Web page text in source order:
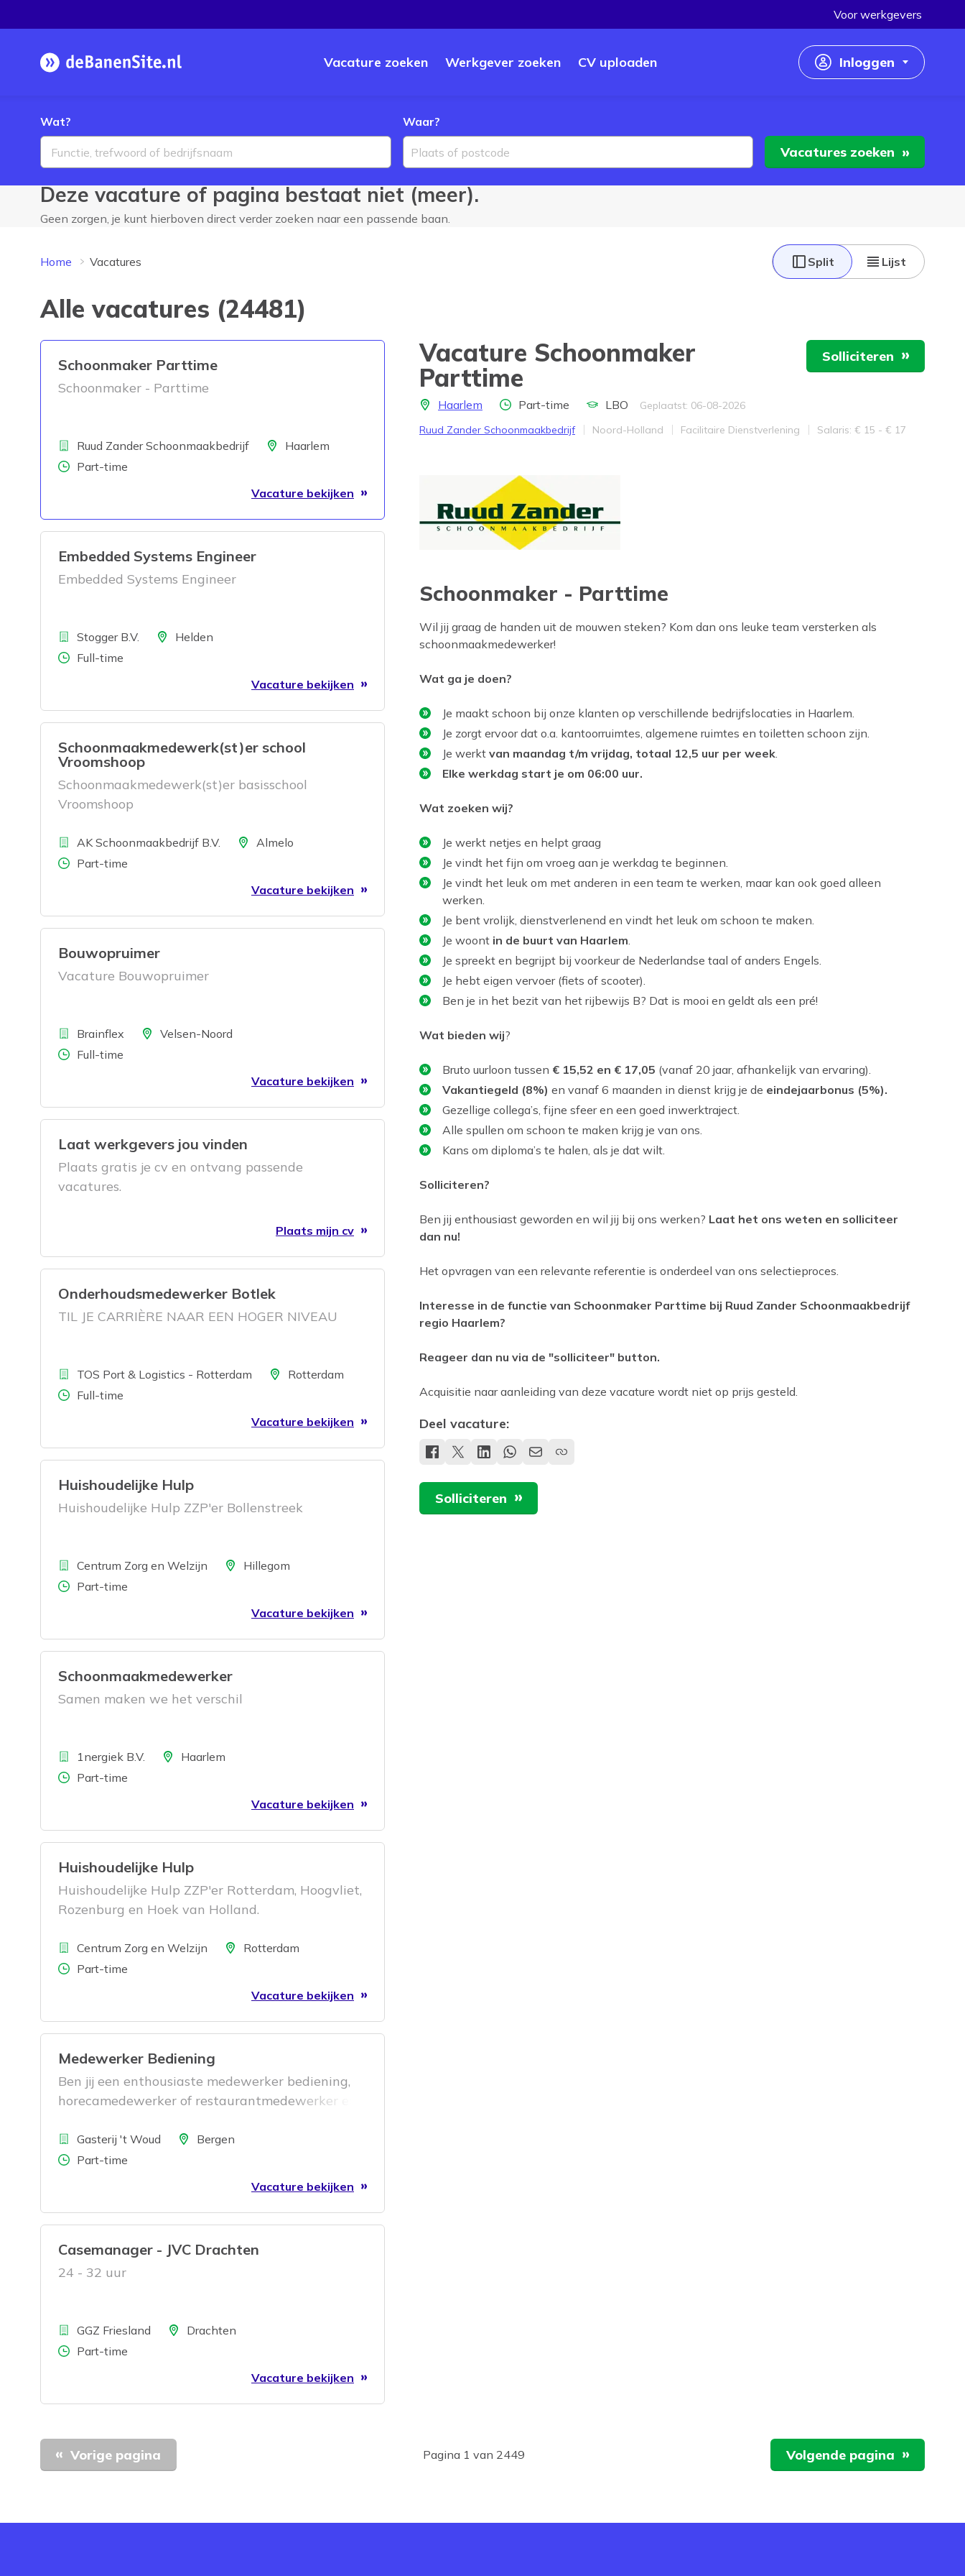
Homepage Vacature zoeken Werkgever zoeken CV uploaden
Voor werkgevers
Inloggen
Inloggen als werkgever
Wat? Waar?
Plaats of postcode Vacatures zoeken
Deze vacature of pagina bestaat niet (meer).
Geen zorgen, je kunt hierboven direct verder zoeken naar een passende baan.
Home Vacatures Split Lijst
Alle vacatures (24481)
Schoonmaker Parttime
Schoonmaker - Parttime
BedrijfRuud Zander SchoonmaakbedrijfLocatieHaarlem
Aantal uren
Part-time
Vacature bekijken
Embedded Systems Engineer
Embedded Systems Engineer
BedrijfStogger B.V. LocatieHelden
Aantal uren
Full-time
Vacature bekijken
Schoonmaakmedewerk(st)er school
Vroomshoop
Schoonmaakmedewerk(st)er basisschool
Vroomshoop
BedrijfAK Schoonmaakbedrijf B.V. LocatieAlmelo
Aantal uren
Part-time
Vacature bekijken
Bouwopruimer
Vacature Bouwopruimer
BedrijfBrainflex LocatieVelsen-Noord
Aantal uren
Full-time
Vacature bekijken
Laat werkgevers jou vinden
Plaats gratis je cv en ontvang passende
vacatures.
Plaats mijn cv
Onderhoudsmedewerker Botlek
TIL JE CARRIÈRE NAAR EEN HOGER NIVEAU
BedrijfTOS Port & Logistics - Rotterdam LocatieRotterdam
Aantal uren
Full-time
Vacature bekijken
Huishoudelijke Hulp
Huishoudelijke Hulp ZZP'er Bollenstreek
BedrijfCentrum Zorg en Welzijn LocatieHillegom
Aantal uren
Part-time
Vacature bekijken
Schoonmaakmedewerker
Samen maken we het verschil
Bedrijf1nergiek B.V. LocatieHaarlem
Aantal uren
Part-time
Vacature bekijken
Huishoudelijke Hulp
Huishoudelijke Hulp ZZP'er Rotterdam, Hoogvliet,
Rozenburg en Hoek van Holland.
BedrijfCentrum Zorg en Welzijn LocatieRotterdam
Aantal uren
Part-time
Vacature bekijken
Medewerker Bediening
Ben jij een enthousiaste medewerker bediening,
horecamedewerker of restaurantmedewerker en
Gasterij ’t Woud, tussen Bergen en Egmond, werk
je in een hecht team op een prachtige locatie
BedrijfGasterij 't Woud LocatieBergen
Aantal uren
Part-time
Vacature bekijken
Casemanager - JVC Drachten
24 - 32 uur
BedrijfGGZ Friesland LocatieDrachten
Aantal uren
Part-time
Vacature bekijken
Vacature Schoonmaker
Parttime
Solliciteren
LocatieHaarlem Aantal uren
Part-time Opleidingsniveau
LBO
Geplaatst: 06-08-2026
Bedrijf
Ruud Zander Schoonmaakbedrijf Provincie
Noord-Holland Werkveld
Facilitaire Dienstverlening Salaris
Salaris: € 15 - € 17
Schoonmaker - Parttime
Wil jij graag de handen uit de mouwen steken? Kom dan ons leuke team versterken als
schoonmaakmedewerker!
Wat ga je doen?
Je maakt schoon bij onze klanten op verschillende bedrijfslocaties in Haarlem.
Je zorgt ervoor dat o.a. kantoorruimtes, algemene ruimtes en toiletten schoon zijn.
Je werkt van maandag t/m vrijdag, totaal 12,5 uur per week
Elke werkdag start je om 06:00 uur.
Wat zoeken wij?
Je werkt netjes en helpt graag
Je vindt het fijn om vroeg aan je werkdag te beginnen.
Je vindt het leuk om met anderen in een team te werken, maar kan ook goed alleen
werken.
Je bent vrolijk, dienstverlenend en vindt het leuk om schoon te maken.
Je woont in de buurt van Haarlem
Je spreekt en begrijpt bij voorkeur de Nederlandse taal of anders Engels.
Je hebt eigen vervoer (fiets of scooter).
Ben je in het bezit van het rijbewijs B? Dat is mooi en geldt als een pré!
Wat bieden wij?
Bruto uurloon tussen € 15,52 en € 17,05 (vanaf 20 jaar, afhankelijk van ervaring).
Vakantiegeld (8%) en vanaf 6 maanden in dienst krijg je de eindejaarbonus (5%).
Gezellige collega’s, fijne sfeer en een goed inwerktraject.
Alle spullen om schoon te maken krijg je van ons.
Kans om diploma’s te halen, als je dat wilt.
Solliciteren?
Ben jij enthousiast geworden en wil jij bij ons werken? Laat het ons weten en solliciteer
dan nu!
Het opvragen van een relevante referentie is onderdeel van ons selectieproces.
Interesse in de functie van Schoonmaker Parttime bij Ruud Zander Schoonmaakbedrijf
regio Haarlem?
Reageer dan nu via de "solliciteer" button.
Acquisitie naar aanleiding van deze vacature wordt niet op prijs gesteld.
Deel vacature:
Solliciteren
Vorige pagina Pagina 1 van 2449 Volgende pagina